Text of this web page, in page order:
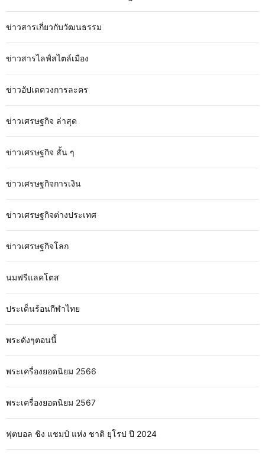
ข่าวสารเกี่ยวกับวัฒนธรรม
ข่าวสารไลฟ์สไตล์เมือง
ข่าวอัปเดตวงการละคร
ข่าวเศรษฐกิจ ล่าสุด
ข่าวเศรษฐกิจ สั้น ๆ
ข่าวเศรษฐกิจการเงิน
ข่าวเศรษฐกิจต่างประเทศ
ข่าวเศรษฐกิจโลก
นมฟรีแลคโตส
ประเด็นร้อนกีฬาไทย
พระดังๆตอนนี้
พระเครื่องยอดนิยม 2566
พระเครื่องยอดนิยม 2567
ฟุตบอล ชิง แชมป์ แห่ง ชาติ ยุโรป ปี 2024